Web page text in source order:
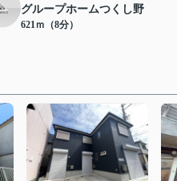
グループホームつくし野
621ｍ（8分）